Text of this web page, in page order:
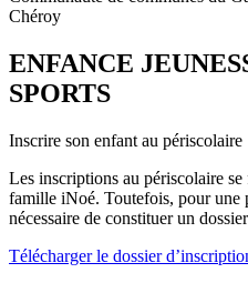
Chéroy
ENFANCE
SPORTS
Inscrire son enfant au périscolaire
Les inscriptions au périscolaire
famille iNoé. Toutefois, pour une
nécessaire de constituer un
Télécharger le dossier